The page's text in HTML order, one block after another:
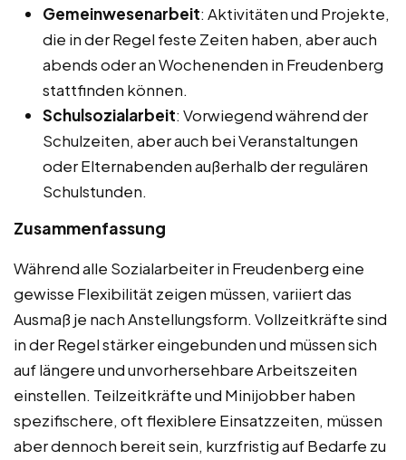
Gemeinwesenarbeit: Aktivitäten und Projekte,
die in der Regel feste Zeiten haben, aber auch
abends oder an Wochenenden in Freudenberg
stattfinden können.
Schulsozialarbeit: Vorwiegend während der
Schulzeiten, aber auch bei Veranstaltungen
oder Elternabenden außerhalb der regulären
Schulstunden.
Zusammenfassung
Während alle Sozialarbeiter in Freudenberg eine
gewisse Flexibilität zeigen müssen, variiert das
Ausmaß je nach Anstellungsform. Vollzeitkräfte sind
in der Regel stärker eingebunden und müssen sich
auf längere und unvorhersehbare Arbeitszeiten
einstellen. Teilzeitkräfte und Minijobber haben
spezifischere, oft flexiblere Einsatzzeiten, müssen
aber dennoch bereit sein, kurzfristig auf Bedarfe zu